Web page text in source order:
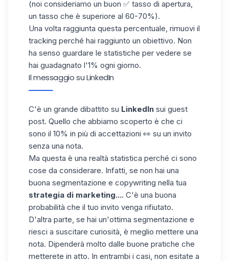
(noi consideriamo un buon ✅ tasso di apertura,
un tasso che è superiore al 60-70%).
Una volta raggiunta questa percentuale, rimuovi il
tracking perché hai raggiunto un obiettivo. Non
ha senso guardare le statistiche per vedere se
hai guadagnato l'1% ogni giorno.
Il messaggio su LinkedIn
C'è un grande dibattito su LinkedIn sui guest
post. Quello che abbiamo scoperto è che ci
sono il 10% in più di accettazioni 👀 su un invito
senza una nota.
Ma questa è una realtà statistica perché ci sono
cose da considerare. Infatti, se non hai una
buona segmentazione e copywriting nella tua
strategia di marketing.... C'è una buona
probabilità che il tuo invito venga rifiutato.
D'altra parte, se hai un'ottima segmentazione e
riesci a suscitare curiosità, è meglio mettere una
nota. Dipenderà molto dalle buone pratiche che
metterete in atto. In entrambi i casi, non esitate a